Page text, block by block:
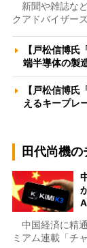
新聞や雑誌な
クアドバイザー
【戸松信博
端半導体の製
【戸松信博
えるキープ
田代尚機
中国経済に精
ミアム連載「チ